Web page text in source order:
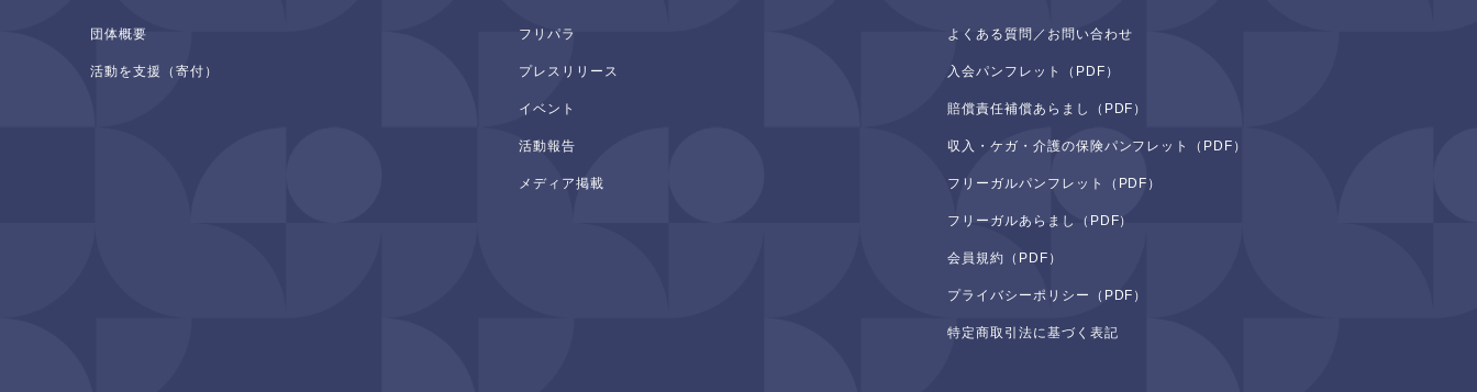
団体概要
活動を支援（寄付）
フリパラ
プレスリリース
イベント
活動報告
メディア掲載
よくある質問／お問い合わせ
入会パンフレット（PDF）
賠償責任補償あらまし（PDF）
収入・ケガ・介護の保険パンフレット（PDF）
フリーガルパンフレット（PDF）
フリーガルあらまし（PDF）
会員規約（PDF）
プライバシーポリシー（PDF）
特定商取引法に基づく表記